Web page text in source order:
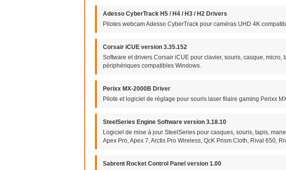
Adesso CyberTrack H5 / H4 / H3 / H2 Drivers
Pilotes webcam Adesso CyberTrack pour caméras UHD 4K
Corsair iCUE version 3.35.152
Software et drivers Corsair iCUE pour clavier, souris, casque, micro,
périphériques compatibles Windows.
Perixx MX-2000B Driver
Pilote et logiciel de réglage pour souris laser filaire gaming Perixx
SteelSeries Engine Software version 3.18.10
Logiciel de mise à jour SteelSeries pour casques, souris, tapis,
Apex Pro, Apex 7, Arctis Pro Wireless, QcK Prism Cloth, Rival 650,
Sabrent Rocket Control Panel version 1.00